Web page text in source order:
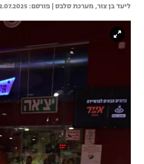
ליעד בן צור, מערכת סלבס |